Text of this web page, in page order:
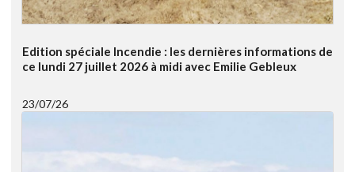
Edition spéciale Incendie : les dernières informations de
ce lundi 27 juillet 2026 à midi avec Emilie Gebleux
23/07/26